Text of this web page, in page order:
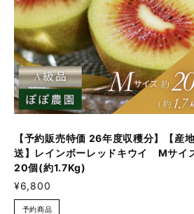
【予約販売特価 26年度収穫分】【産
送】レインボーレッドキウイ Mサイ
20個(約1.7Kg)
¥6,800
予約商品